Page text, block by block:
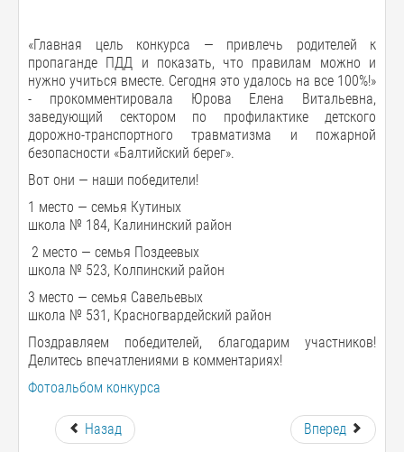
«Главная цель конкурса — привлечь родителей к
пропаганде ПДД и показать, что правилам можно и
нужно учиться вместе. Сегодня это удалось на все 100%!»
- прокомментировала Юрова Елена Витальевна,
заведующий сектором по профилактике детского
дорожно-транспортного травматизма и пожарной
безопасности «Балтийский берег».
Вот они — наши победители!
1 место — семья Кутиных
школа № 184, Калининский район
2 место — семья Поздеевых
школа № 523, Колпинский район
3 место — семья Савельевых
школа № 531, Красногвардейский район
Поздравляем победителей, благодарим участников!
Делитесь впечатлениями в комментариях!
Фотоальбом конкурса
Назад Вперед